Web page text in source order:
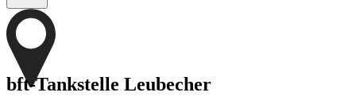
bft-Tankstelle Leubecher